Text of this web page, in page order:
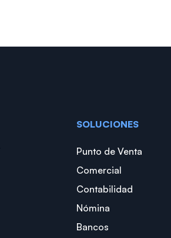
SOLUCIONES
Punto de Venta
Comercial
Contabilidad
Nómina
Bancos